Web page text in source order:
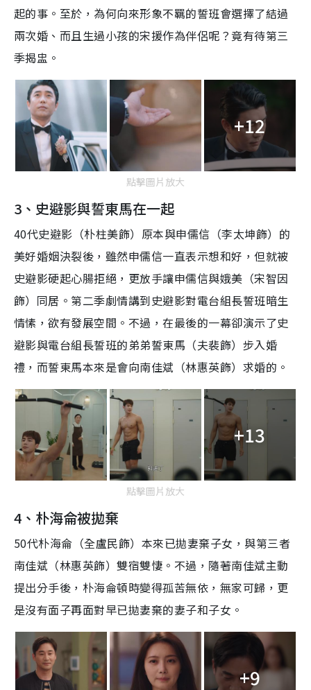
起的事。至於，為何向來形象不羈的誓班會選擇了結過
兩次婚、而且生過小孩的宋援作為伴侶呢？竟有待第三
季揭盅。
+12
點擊圖片放大
3、史避影與誓東馬在一起
40代史避影（朴柱美飾）原本與申儒信（李太坤飾）的
美好婚姻決裂後，雖然申儒信一直表示想和好，但就被
史避影硬起心腸拒絕，更放手讓申儒信與娥美（宋智因
飾）同居。第二季劇情講到史避影對電台組長誓班暗生
情愫，欲有發展空間。不過，在最後的一幕卻演示了史
避影與電台組長誓班的弟弟誓東馬（夫裴飾）步入婚
禮，而誓東馬本來是會向南佳斌（林惠英飾）求婚的。
+13
點擊圖片放大
4、朴海侖被拋棄
50代朴海侖（全盧民飾）本來已拋妻棄子女，與第三者
南佳斌（林惠英飾）雙宿雙悽。不過，隨著南佳斌主動
提出分手後，朴海侖頓時變得孤苦無依，無家可歸，更
是沒有面子再面對早已拋妻棄的妻子和子女。
+9